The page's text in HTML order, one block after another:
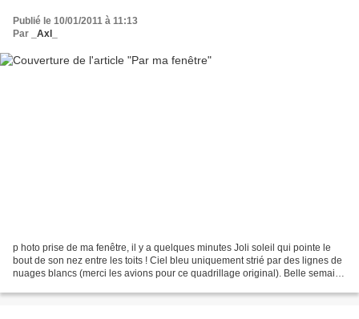
Publié le 10/01/2011 à 11:13
Par
_Axl_
p hoto prise de ma fenêtre, il y a quelques minutes Joli soleil qui pointe le
bout de son nez entre les toits ! Ciel bleu uniquement strié par des lignes de
nuages blancs (merci les avions pour ce quadrillage original). Belle semaine